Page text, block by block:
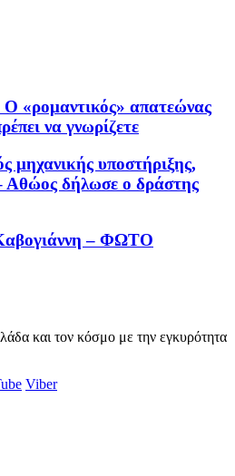
«ρομαντικός» απατεώνας
να γνωρίζετε
μηχανικής υποστήριξης,
Αθώος δήλωσε ο δράστης
– ΦΩΤΟ
και τον κόσμο με την εγκυρότητα
Viber